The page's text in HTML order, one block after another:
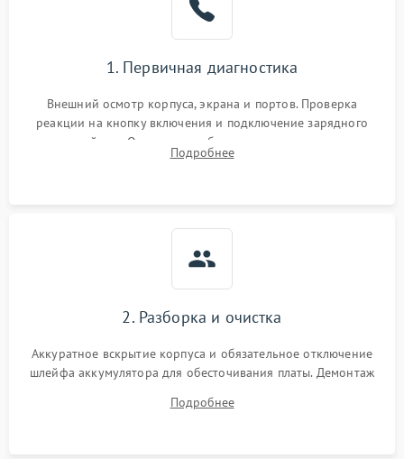
1. Первичная диагностика
Внешний осмотр корпуса, экрана и портов. Проверка
реакции на кнопку включения и подключение зарядного
устройства. Оценка потребления тока с помощью
лабораторного блока питания для локализации проблемы.
Подробнее
2. Разборка и очистка
Аккуратное вскрытие корпуса и обязательное отключение
шлейфа аккумулятора для обесточивания платы. Демонтаж
высохшей термопасты с кристаллов чипов.
Подробнее